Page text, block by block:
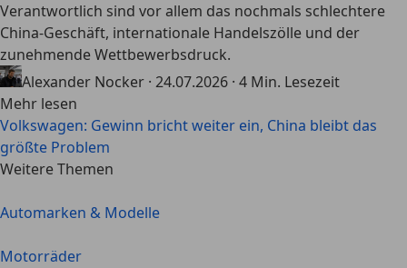
Verantwortlich sind vor allem das nochmals schlechtere
China-Geschäft, internationale Handelszölle und der
zunehmende Wettbewerbsdruck.
Alexander Nocker · 24.07.2026 · 4 Min. Lesezeit
Mehr lesen
Volkswagen: Gewinn bricht weiter ein, China bleibt das
größte Problem
Weitere Themen
Automarken & Modelle
Motorräder